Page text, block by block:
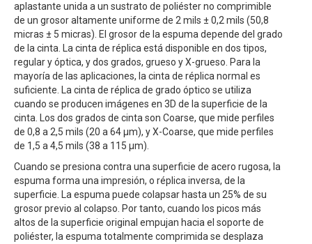
aplastante unida a un sustrato de poliéster no comprimible
de un grosor altamente uniforme de 2 mils ± 0,2 mils (50,8
micras ± 5 micras). El grosor de la espuma depende del grado
de la cinta. La cinta de réplica está disponible en dos tipos,
regular y óptica, y dos grados, grueso y X-grueso. Para la
mayoría de las aplicaciones, la cinta de réplica normal es
suficiente. La cinta de réplica de grado óptico se utiliza
cuando se producen imágenes en 3D de la superficie de la
cinta. Los dos grados de cinta son Coarse, que mide perfiles
de 0,8 a 2,5 mils (20 a 64 µm), y X-Coarse, que mide perfiles
de 1,5 a 4,5 mils (38 a 115 µm).
Cuando se presiona contra una superficie de acero rugosa, la
espuma forma una impresión, o réplica inversa, de la
superficie. La espuma puede colapsar hasta un 25% de su
grosor previo al colapso. Por tanto, cuando los picos más
altos de la superficie original empujan hacia el soporte de
poliéster, la espuma totalmente comprimida se desplaza